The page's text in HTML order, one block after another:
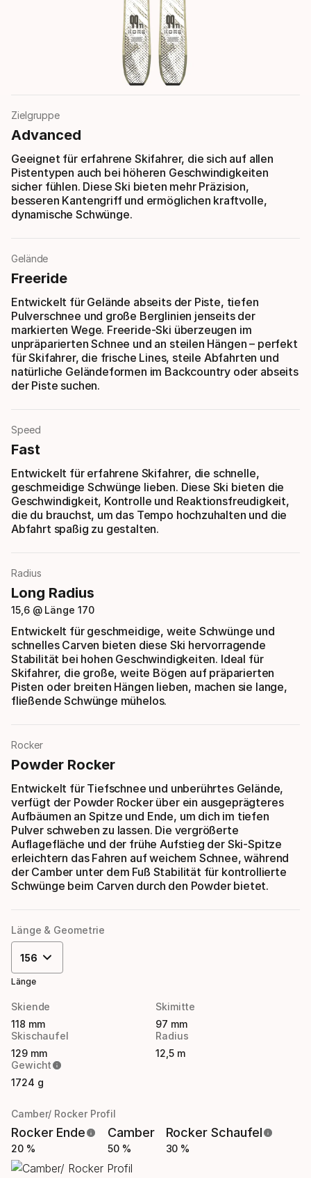
Zielgruppe
Advanced
Geeignet für erfahrene Skifahrer, die sich auf allen
Pistentypen auch bei höheren Geschwindigkeiten
sicher fühlen. Diese Ski bieten mehr Präzision,
besseren Kantengriff und ermöglichen kraftvolle,
dynamische Schwünge.
Gelände
Freeride
Entwickelt für Gelände abseits der Piste, tiefen
Pulverschnee und große Berglinien jenseits der
markierten Wege. Freeride-Ski überzeugen im
unpräparierten Schnee und an steilen Hängen – perfekt
für Skifahrer, die frische Lines, steile Abfahrten und
natürliche Geländeformen im Backcountry oder abseits
der Piste suchen.
Speed
Fast
Entwickelt für erfahrene Skifahrer, die schnelle,
geschmeidige Schwünge lieben. Diese Ski bieten die
Geschwindigkeit, Kontrolle und Reaktionsfreudigkeit,
die du brauchst, um das Tempo hochzuhalten und die
Abfahrt spaßig zu gestalten.
Radius
Long Radius
15,6 @ Länge 170
Entwickelt für geschmeidige, weite Schwünge und
schnelles Carven bieten diese Ski hervorragende
Stabilität bei hohen Geschwindigkeiten. Ideal für
Skifahrer, die große, weite Bögen auf präparierten
Pisten oder breiten Hängen lieben, machen sie lange,
fließende Schwünge mühelos.
Rocker
Powder Rocker
Entwickelt für Tiefschnee und unberührtes Gelände,
verfügt der Powder Rocker über ein ausgeprägteres
Aufbäumen an Spitze und Ende, um dich im tiefen
Pulver schweben zu lassen. Die vergrößerte
Auflagefläche und der frühe Aufstieg der Ski-Spitze
erleichtern das Fahren auf weichem Schnee, während
der Camber unter dem Fuß Stabilität für kontrollierte
Schwünge beim Carven durch den Powder bietet.
Länge & Geometrie
156
Länge
Skiende
118 mm
Skimitte
97 mm
Skischaufel
129 mm
Radius
12,5 m
Gewicht
1724 g
Camber/ Rocker Profil
Rocker Ende
20 %
Camber
50 %
Rocker Schaufel
30 %